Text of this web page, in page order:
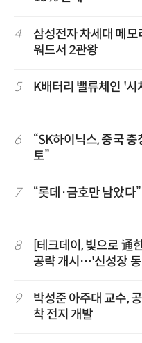
4
삼성전자 차세대 메
워드서 2관왕
5 K배터리 밸류체인 '
6
“SK하이닉스, 중국
토”
7 “롯데·금호만 남았
8
[테크데이, 빛으로 通
공략 개시…'신성장
9
박성준 아주대 교수,
착 전지 개발